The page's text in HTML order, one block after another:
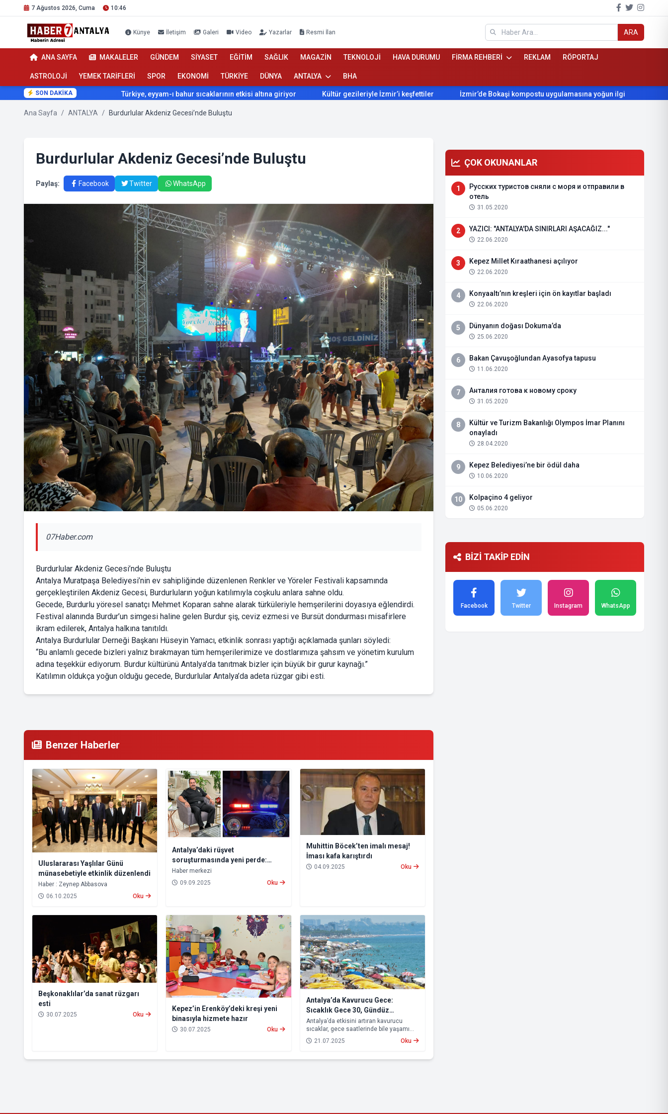
7 Ağustos 2026, Cuma 10:46
Künye İletişim Galeri Video Yazarlar Resmi İlan ARA
ANA SAYFA MAKALELER GÜNDEM SİYASET EĞİTİM SAĞLIK MAGAZİN TEKNOLOJİ HAVA DURUMU FİRMA REHBERİ REKLAM RÖPORTAJ
ASTROLOJİ YEMEK TARİFLERİ SPOR EKONOMİ TÜRKİYE DÜNYA ANTALYA BHA
SON DAKİKA Türkiye, eyyam-ı bahur sıcaklarının etkisi altına giriyor Kültür gezileriyle İzmir’i keşfettiler İzmir’de Bokaşi kompostu uygulamasına yoğun ilgi Beydağ’ın
Ana Sayfa / ANTALYA / Burdurlular Akdeniz Gecesi’nde Buluştu
Burdurlular Akdeniz Gecesi’nde Buluştu
Paylaş: Facebook Twitter WhatsApp
07Haber.com
Burdurlular Akdeniz Gecesi’nde Buluştu
Antalya Muratpaşa Belediyesi’nin ev sahipliğinde düzenlenen Renkler ve Yöreler Festivali kapsamında
gerçekleştirilen Akdeniz Gecesi, Burdurluların yoğun katılımıyla coşkulu anlara sahne oldu.
Gecede, Burdurlu yöresel sanatçı Mehmet Koparan sahne alarak türküleriyle hemşerilerini doyasıya eğlendirdi.
Festival alanında Burdur’un simgesi haline gelen Burdur şiş, ceviz ezmesi ve Bursüt dondurması misafirlere
ikram edilerek, Antalya halkına tanıtıldı.
Antalya Burdurlular Derneği Başkanı Hüseyin Yamacı, etkinlik sonrası yaptığı açıklamada şunları söyledi:
“Bu anlamlı gecede bizleri yalnız bırakmayan tüm hemşerilerimize ve dostlarımıza şahsım ve yönetim kurulum
adına teşekkür ediyorum. Burdur kültürünü Antalya’da tanıtmak bizler için büyük bir gurur kaynağı.”
Katılımın oldukça yoğun olduğu gecede, Burdurlular Antalya’da adeta rüzgar gibi esti.
Benzer Haberler
Uluslararası Yaşlılar Günü
münasebetiyle etkinlik düzenlendi
Haber : Zeynep Abbasova
06.10.2025
Oku
Antalya’daki rüşvet
soruşturmasında yeni perde:
Emniyet Müdürü ve iş insanı
tutuklandı
Haber merkezi
09.09.2025
Oku
Muhittin Böcek’ten imalı mesaj!
İması kafa karıştırdı
04.09.2025 Oku
Beşkonaklılar’da sanat rüzgarı
esti
30.07.2025 Oku
Kepez’in Erenköy’deki kreşi yeni
binasıyla hizmete hazır
30.07.2025 Oku
Antalya’da Kavurucu Gece:
Sıcaklık Gece 30, Gündüz
Hissedilen 53 Dereceyi Buldu
Antalya’da etkisini artıran kavurucu
sıcaklar, gece saatlerinde bile yaşamı
zorlaştırdı. Hava sıcaklığının gece 30
dereceye kadar çıktığı kentte, yüksek
serinlemek için Konyaaltı Sahili’ne akın
21.07.2025 Oku
ÇOK OKUNANLAR
1
Русских туристов сняли с моря и отправили в
отель
31.05.2020
2 YAZICI: "ANTALYA'DA SINIRLARI AŞACAĞIZ..."
22.06.2020
3 Kepez Millet Kıraathanesi açılıyor
22.06.2020
4 Konyaaltı’nın kreşleri için ön kayıtlar başladı
22.06.2020
5 Dünyanın doğası Dokuma’da
25.06.2020
6 Bakan Çavuşoğlundan Ayasofya tapusu
11.06.2020
7 Анталия готова к новому сроку
31.05.2020
8
Kültür ve Turizm Bakanlığı Olympos İmar Planını
onayladı
28.04.2020
9 Kepez Belediyesi’ne bir ödül daha
10.06.2020
10 Kolpaçino 4 geliyor
05.06.2020
BİZİ TAKİP EDİN
Facebook Twitter Instagram WhatsApp